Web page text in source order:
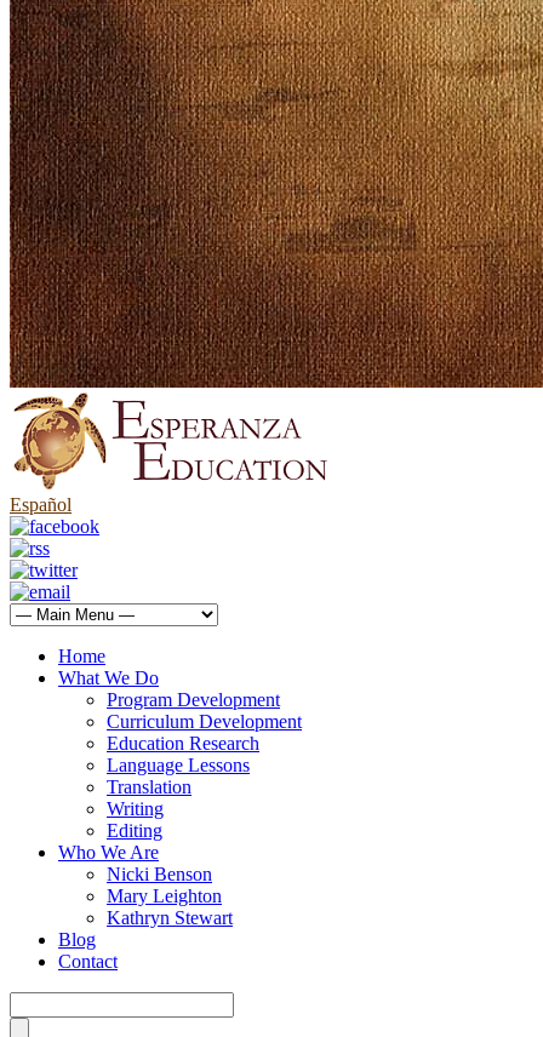
Español
Home
What We Do
Program Development
Curriculum Development
Education Research
Language Lessons
Translation
Writing
Editing
Who We Are
Nicki Benson
Mary Leighton
Kathryn Stewart
Blog
Contact